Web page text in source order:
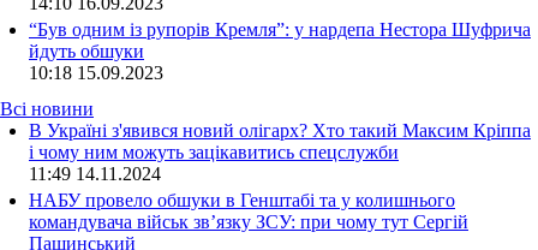
“Був одним із рупорів Кремля”: у нардепа Нестора Шуфрича
йдуть обшуки
10:18 15.09.2023
Всі новини
В Україні з'явився новий олігарх? Хто такий Максим Кріппа
і чому ним можуть зацікавитись спецслужби
11:49 14.11.2024
НАБУ провело обшуки в Генштабі та у колишнього
командувача військ зв’язку ЗСУ: при чому тут Сергій
Пашинський